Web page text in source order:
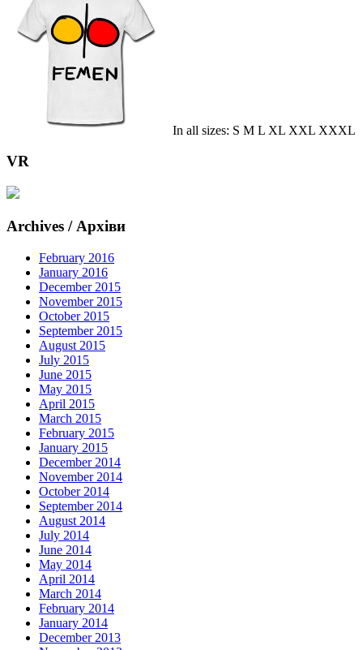
In all sizes: S M L XL XXL XXXL
VR
Archives / Архіви
February 2016
January 2016
December 2015
November 2015
October 2015
September 2015
August 2015
July 2015
June 2015
May 2015
April 2015
March 2015
February 2015
January 2015
December 2014
November 2014
October 2014
September 2014
August 2014
July 2014
June 2014
May 2014
April 2014
March 2014
February 2014
January 2014
December 2013